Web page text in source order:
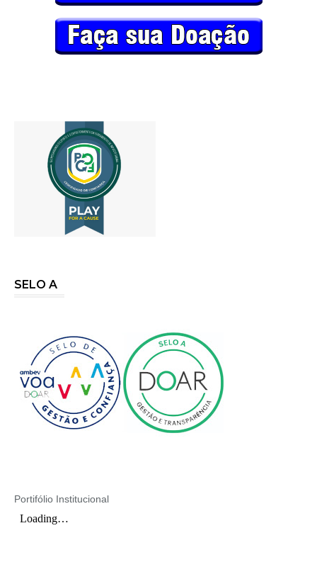
SELO A
Portifólio Institucional